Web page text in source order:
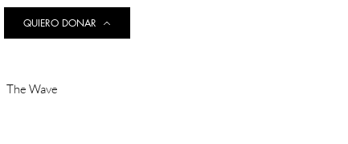
QUIERO DONAR
The Wave